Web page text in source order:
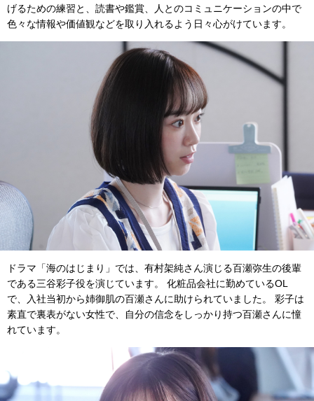
げるための練習と、読書や鑑賞、人とのコミュニケーションの中で
色々な情報や価値観などを取り入れるよう日々心がけています。
ドラマ「海のはじまり」では、有村架純さん演じる百瀬弥生の後輩
である三谷彩子役を演じています。 化粧品会社に勤めているOL
で、入社当初から姉御肌の百瀬さんに助けられていました。 彩子は
素直で裏表がない女性で、自分の信念をしっかり持つ百瀬さんに憧
れています。